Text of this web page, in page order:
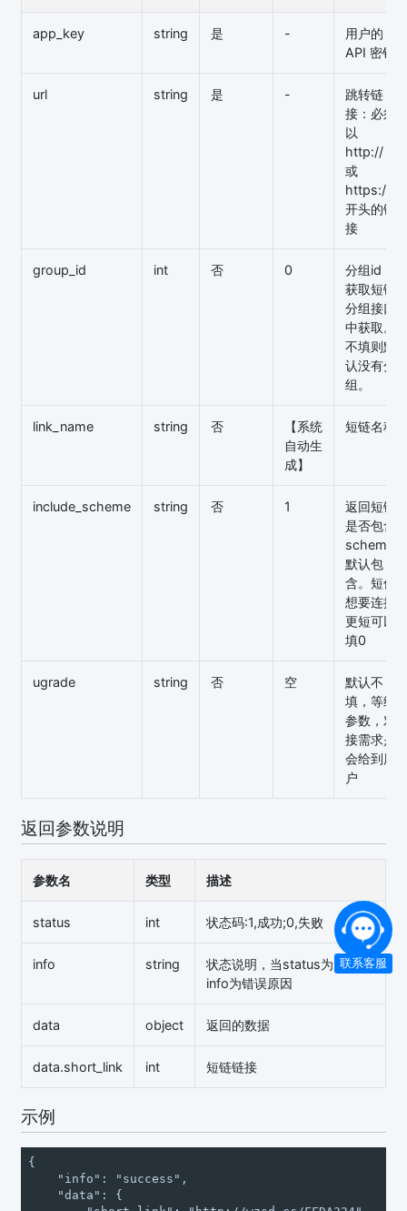
app_key string 是 -
用户的
API 密钥
url string 是 -
跳转链
接：必须
以
http://
或
https://
开头的链
接
group_id int 否 0
分组id，
获取短链
分组接口
中获取。
不填则默
认没有分
组。
link_name string 否
【系统
自动生
成】
短链名称
include_scheme string 否 1
返回短链
是否包含
scheme,
默认包
含。短信
想要连接
更短可以
填0
ugrade string 否 空
默认不
填，等级
参数，对
接需求是
会给到用
户
返回参数说明
参数名 类型 描述
status int 状态码:1,成功;0,失败
info string
状态说明，当status为0时，
info为错误原因
data object 返回的数据
data.short_link int 短链链接
示例
{
    "info": "success",
    "data": {
联系客服